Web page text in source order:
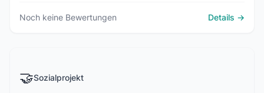
Noch keine Bewertungen Details →
🤝Sozialprojekt